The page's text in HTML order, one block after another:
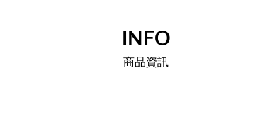
INFO
商品資訊